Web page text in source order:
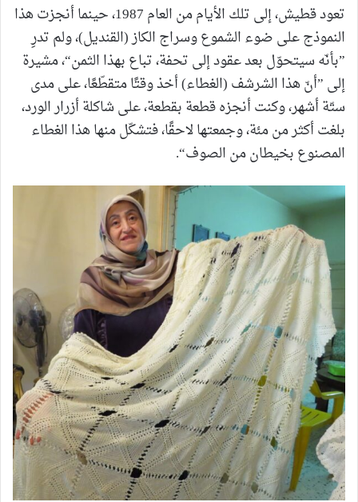
تعود قطيش، إلى تلك الأيام من العام 1987، حينما أنجزت هذا
النموذج على ضوء الشموع وسراج الكاز (القنديل)، ولم تدرِ
”بأنّه سيتحوّل بعد عقود إلى تحفة، تباع بهذا الثمن“، مشيرة
إلى ”أنّ هذا الشرشف (الغطاء) أخذ وقتًا متقطّعًا، على مدى
ستّة أشهر، وكنت أنجزه قطعة بقطعة، على شاكلة أزرار الورد،
بلغت أكثر من مئة، وجمعتها لاحقًا، فتشكّل منها هذا الغطاء
المصنوع بخيطان من الصوف“.